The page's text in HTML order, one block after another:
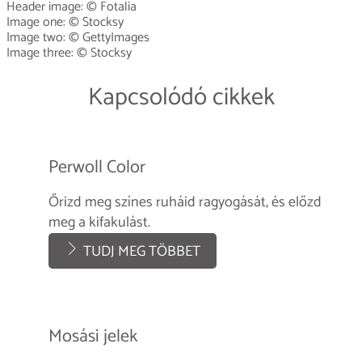
Header image: © Fotalia
Image one: © Stocksy
Image two: © GettyImages
Image three: © Stocksy
Kapcsolódó cikkek
Perwoll Color
Őrizd meg színes ruháid ragyogását, és előzd
meg a kifakulást.
TUDJ MEG TÖBBET
Mosási jelek